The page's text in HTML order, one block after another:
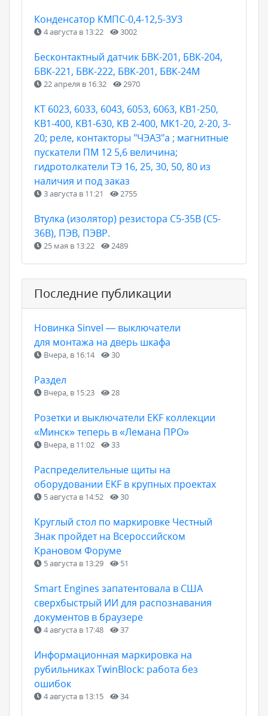
Конденсатор КМПС-0,4-12,5-3У3
4 августа в 13:22 3002
Бесконтактный датчик БВК-201, БВК-204,
БВК-221, БВК-222, БВК-201, БВК-24М
22 апреля в 16:32 2970
КТ 6023, 6033, 6043, 6053, 6063, КВ1-250,
КВ1-400, КВ1-630, КВ 2-400, МК1-20, 2-20, 3-
20; реле, контакторы "ЧЭАЗ"а ; магнитные
пускатели ПМ 12 5,6 величина;
гидротолкатели ТЭ 16, 25, 30, 50, 80 из
наличия и под заказ
3 августа в 11:21 2755
Втулка (изолятор) резистора С5-35В (С5-
36В), ПЭВ, ПЭВР.
25 мая в 13:22 2489
Последние публикации
Новинка Sinvel — выключатели
для монтажа на дверь шкафа
Вчера, в 16:14 30
Раздел
Вчера, в 15:23 28
Розетки и выключатели EKF коллекции
«Минск» теперь в «Лемана ПРО»
Вчера, в 11:02 33
Распределительные щиты на
оборудовании EKF в крупных проектах
5 августа в 14:52 30
Круглый стол по маркировке Честный
Знак пройдет на Всероссийском
Крановом Форуме
5 августа в 13:29 51
Smart Engines запатентовала в США
сверхбыстрый ИИ для распознавания
документов в браузере
4 августа в 17:48 37
Информационная маркировка на
рубильниках TwinBlock: работа без
ошибок
4 августа в 13:15 34